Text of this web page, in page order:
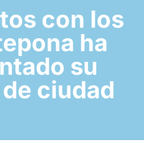
con los
ha
su
ciudad